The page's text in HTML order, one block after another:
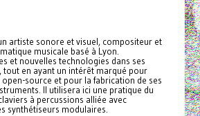
artiste sonore et visuel, compositeur et
musicale basé à Lyon.
et nouvelles technologies dans ses
tout en ayant un intérêt marqué pour
open-source et pour la fabrication de ses
Il utilisera ici une pratique du
à percussions alliée avec
synthétiseurs modulaires.